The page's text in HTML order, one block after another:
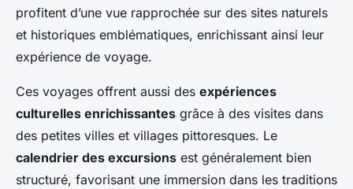
profitent d’une vue rapprochée sur des sites naturels
et historiques emblématiques, enrichissant ainsi leur
expérience de voyage.
Ces voyages offrent aussi des expériences
culturelles enrichissantes grâce à des visites dans
des petites villes et villages pittoresques. Le
calendrier des excursions est généralement bien
structuré, favorisant une immersion dans les traditions